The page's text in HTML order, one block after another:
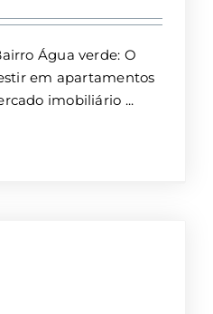
Água verde: O
em apartamentos
imobiliário